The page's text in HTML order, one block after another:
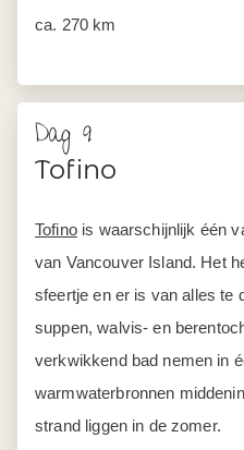
ca. 270 km
Dag 9
Tofino
Tofinois waarschijnlijk één
van Vancouver Island. Het
sfeertje en er is van alles te
suppen, walvis- en
verkwikkend bad nemen in
warmwaterbronnen
strand liggen in de zomer.